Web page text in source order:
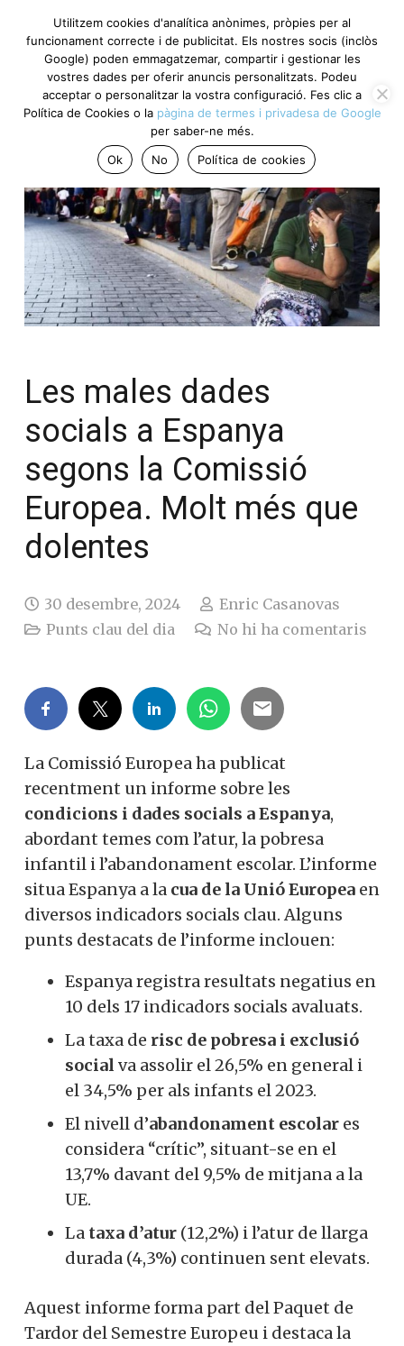
Les males dades
socials a Espanya
segons la Comissió
Europea. Molt més que
dolentes
30 desembre, 2024
Enric Casanovas
Punts clau del dia
No hi ha comentaris
La Comissió Europea ha publicat
recentment un informe sobre les
condicions i dades socials a Espanya,
abordant temes com l’atur, la pobresa
infantil i l’abandonament escolar. L’informe
situa Espanya a la cua de la Unió Europea en
diversos indicadors socials clau. Alguns
punts destacats de l’informe inclouen:
Espanya registra resultats negatius en
10 dels 17 indicadors socials avaluats.
La taxa de risc de pobresa i exclusió
social va assolir el 26,5% en general i
el 34,5% per als infants el 2023.
El nivell d’abandonament escolar es
considera “crític”, situant-se en el
13,7% davant del 9,5% de mitjana a la
UE.
La taxa d’atur (12,2%) i l’atur de llarga
durada (4,3%) continuen sent elevats.
Aquest informe forma part del Paquet de
Tardor del Semestre Europeu i destaca la
Utilitzem cookies d'analítica anònimes, pròpies per al
funcionament correcte i de publicitat. Els nostres socis (inclòs
Google) poden emmagatzemar, compartir i gestionar les
vostres dades per oferir anuncis personalitzats. Podeu
acceptar o personalitzar la vostra configuració. Fes clic a
Política de Cookies o la pàgina de termes i privadesa de Google
per saber-ne més.
Ok
No Política de cookies